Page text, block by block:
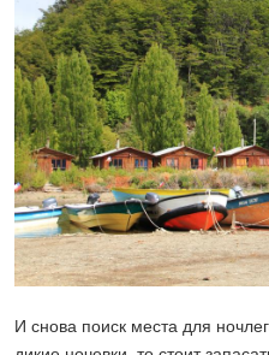
И снова поиск места для